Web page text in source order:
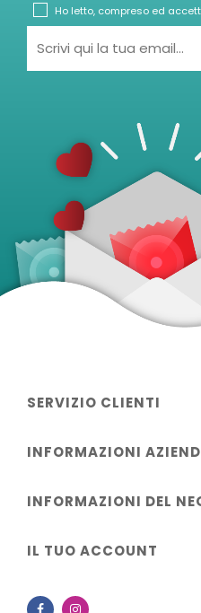
Ho letto, compreso ed
SERVIZIO CLIENTI
INFORMAZIONI
INFORMAZIONI DEL
IL TUO ACCOUNT
Facebook